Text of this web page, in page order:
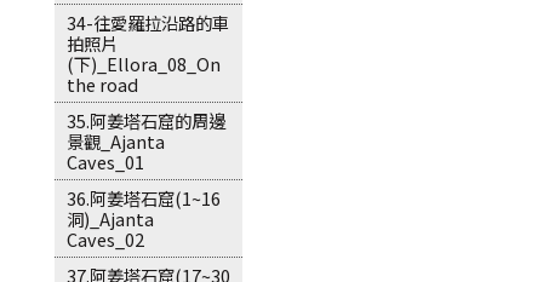
34-往愛羅拉沿路的車
拍照片
(下)_Ellora_08_On
the road
35.阿姜塔石窟的周邊
景觀_Ajanta
Caves_01
36.阿姜塔石窟(1~16
洞)_Ajanta
Caves_02
37.阿姜塔石窟(17~30